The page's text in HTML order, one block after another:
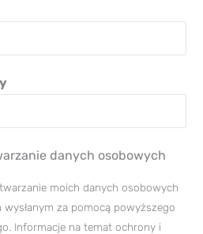
danych osobowych
moich danych osobowych
za pomocą powyższego
Informacje na temat ochrony i